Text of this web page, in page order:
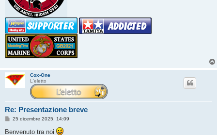
Cox-One
L'eletto
Re: Presentazione breve
M
s
25 dicembre 2025, 14:09
Benvenuto tra noi